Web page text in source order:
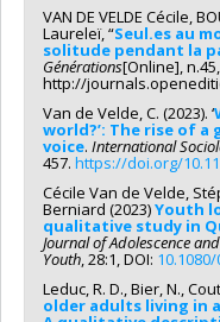
VAN DE VELDE Cécile,
Laureleï, “Seul.es au
solitude pendant la
Générations[Online], n.45,
http://
Van de Velde, C. (2023). ‘
world?’: The rise of
voice. International
457. https://doi.org/
Cécile Van de Velde,
Berniard (2023)Youth
qualitative study in
Journal of Adolescence and
Youth, 28:1, DOI:
Leduc, R. D., Bier, N.,
older adults living in